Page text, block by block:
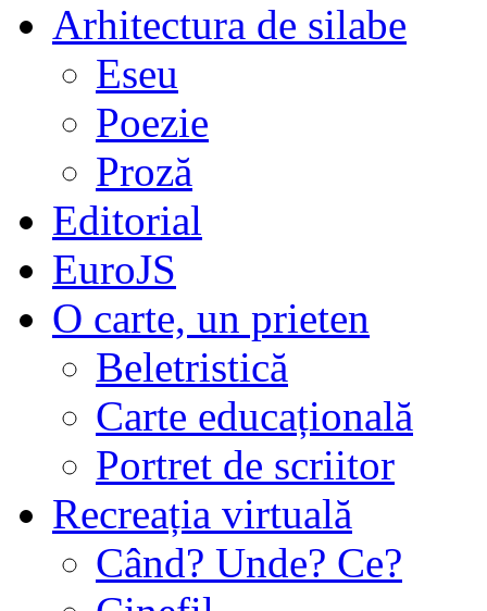
Arhitectura de silabe
Eseu
Poezie
Proză
Editorial
EuroJS
O carte, un prieten
Beletristică
Carte educațională
Portret de scriitor
Recreația virtuală
Când? Unde? Ce?